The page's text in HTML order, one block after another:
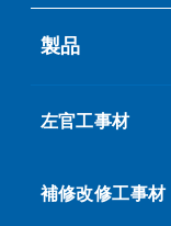
製品
左官工事材
補修改修工事材